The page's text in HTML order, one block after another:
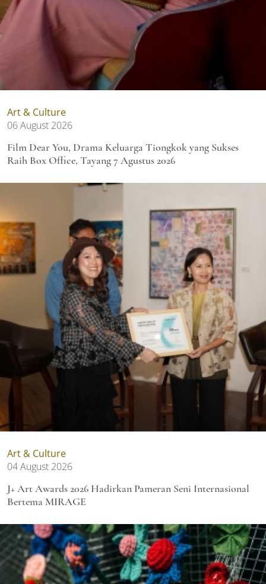
Art & Culture
06 August 2026
Film Dear You, Drama Keluarga Tiongkok yang Sukses
Raih Box Office, Tayang 7 Agustus 2026
Art & Culture
04 August 2026
J+ Art Awards 2026 Hadirkan Pameran Seni Internasional
Bertema MIRAGE